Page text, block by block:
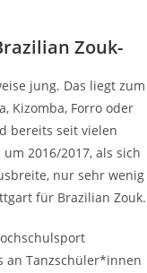
Zouk-
jung. Das liegt zum
Kizomba, Forro oder
bereits seit vielen
2016/2017, als sich
nur sehr wenig
für Brazilian Zouk.
an Tanzschüler*innen